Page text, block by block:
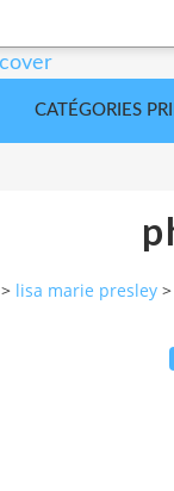
CATÉGORIES
> lisa marie presley >